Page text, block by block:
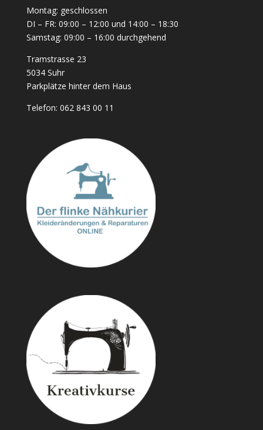
Montag: geschlossen
DI – FR: 09:00 – 12:00 und 14:00 – 18:30
Samstag: 09:00 – 16:00 durchgehend
Tramstrasse 23
5034 Suhr
Parkplätze hinter dem Haus
Telefon: 062 843 00 11